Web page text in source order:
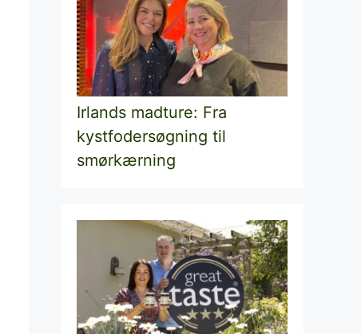
Irlands madture: Fra
kystfodersøgning til
smørkærning